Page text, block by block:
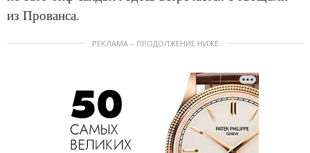
из Прованса.
РЕКЛАМА – ПРОДОЛЖЕНИЕ НИЖЕ